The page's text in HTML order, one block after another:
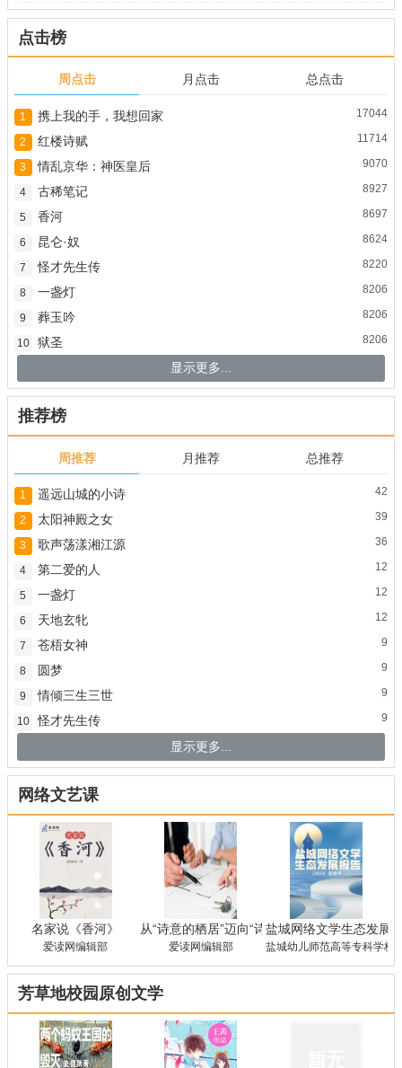
点击榜
周点击 月点击 总点击
17044
1 携上我的手，我想回家
11714
2 红楼诗赋
9070
3 情乱京华：神医皇后
8927
4 古稀笔记
8697
5 香河
8624
6 昆仑·奴
8220
7 怪才先生传
8206
8 一盏灯
8206
9 葬玉吟
8206
10
狱圣
显示更多...
推荐榜
周推荐 月推荐 总推荐
42
1 遥远山城的小诗
39
2 太阳神殿之女
36
3 歌声荡漾湘江源
12
4 第二爱的人
12
5 一盏灯
12
6 天地玄牝
9
7 苍梧女神
9
8 圆梦
9
9 情倾三生三世
9
10
怪才先生传
显示更多...
网络文艺课
名家说《香河》
爱读网编辑部
从“诗意的栖居”迈向“诗意生存”——对张谡《
爱读网编辑部
盐城网络文学生态发展
盐城幼儿师范高等专科学校
芳草地校园原创文学